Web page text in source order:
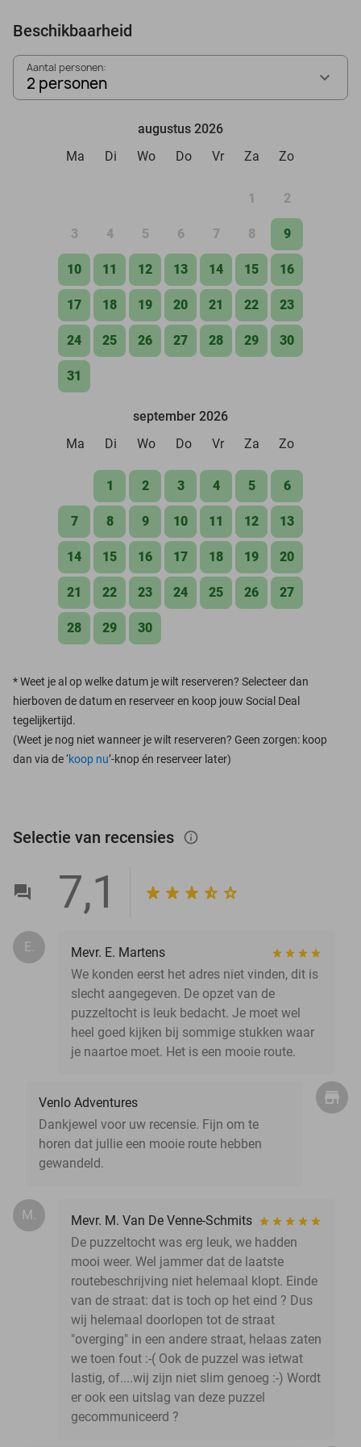
Beschikbaarheid
Aantal personen:
2 personen
augustus 2026
Ma
Di Wo Do Vr Za Zo
1 2
3 4 5 6 7 8 9
10 11 12 13 14 15 16
17 18 19 20 21 22 23
24 25 26 27 28 29 30
31
september 2026
Ma
Di Wo Do Vr Za Zo
1 2 3 4 5 6
7 8 9 10 11 12 13
14 15 16 17 18 19 20
21 22 23 24 25 26 27
28 29 30
*Weet je al op welke datum je wilt reserveren? Selecteer dan
hierboven de datum en reserveer en koop jouw Social Deal
tegelijkertijd.
(Weet je nog niet wanneer je wilt reserveren? Geen zorgen: koop
dan via de ‘koop nu’-knop én reserveer later)
Selectie van recensies info_outlined
7,1
E.
Mevr. E. Martens
We konden eerst het adres niet vinden, dit is
slecht aangegeven. De opzet van de
puzzeltocht is leuk bedacht. Je moet wel
heel goed kijken bij sommige stukken waar
je naartoe moet. Het is een mooie route.
Venlo Adventures
Dankjewel voor uw recensie. Fijn om te
horen dat jullie een mooie route hebben
gewandeld.
M.
Mevr. M. Van De Venne-Schmits
De puzzeltocht was erg leuk, we hadden
mooi weer. Wel jammer dat de laatste
routebeschrijving niet helemaal klopt. Einde
van de straat: dat is toch op het eind ? Dus
wij helemaal doorlopen tot de straat
"overging" in een andere straat, helaas zaten
we toen fout :-( Ook de puzzel was ietwat
lastig, of....wij zijn niet slim genoeg :-) Wordt
er ook een uitslag van deze puzzel
gecommuniceerd ?